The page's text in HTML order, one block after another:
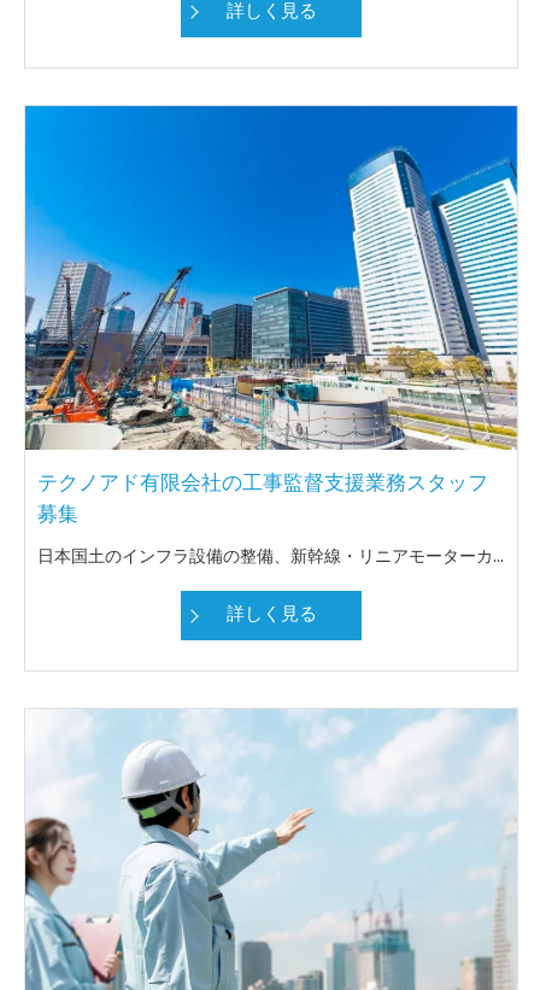
詳しく見る
テクノアド有限会社の工事監督支援業務スタッフ
募集
日本国土のインフラ設備の整備、新幹線・リニアモーターカーの軌道整備や、近年頻発している自然災害による被災地復旧等、専門技術者の需要が増加しています。これまで民間で培った設計・現場施工の技術を活かせる官公庁を主体とした業務 (現場施工監理等) です。 募集人員に制限はありません。また、近畿を主体としていますが、全国及び海外勤務も可能です。
詳しく見る